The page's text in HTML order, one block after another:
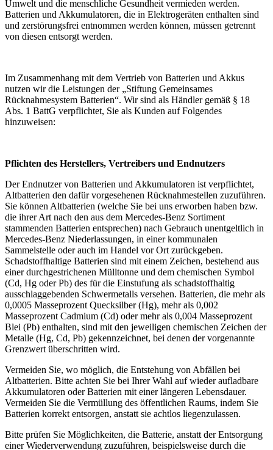
Umwelt und die menschliche Gesundheit vermieden werden.
Batterien und Akkumulatoren, die in Elektrogeräten enthalten sind
und zerstörungsfrei entnommen werden können, müssen getrennt
von diesen entsorgt werden.
Im Zusammenhang mit dem Vertrieb von Batterien und Akkus
nutzen wir die Leistungen der „Stiftung Gemeinsames
Rücknahmesystem Batterien“. Wir sind als Händler gemäß § 18
Abs. 1 BattG verpflichtet, Sie als Kunden auf Folgendes
hinzuweisen:
Pflichten des Herstellers, Vertreibers und Endnutzers
Der Endnutzer von Batterien und Akkumulatoren ist verpflichtet,
Altbatterien den dafür vorgesehenen Rücknahmestellen zuzuführen.
Sie können Altbatterien (welche Sie bei uns erworben haben bzw.
die ihrer Art nach den aus dem Mercedes-Benz Sortiment
stammenden Batterien entsprechen) nach Gebrauch unentgeltlich in
Mercedes-Benz Niederlassungen, in einer kommunalen
Sammelstelle oder auch im Handel vor Ort zurückgeben.
Schadstoffhaltige Batterien sind mit einem Zeichen, bestehend aus
einer durchgestrichenen Mülltonne und dem chemischen Symbol
(Cd, Hg oder Pb) des für die Einstufung als schadstoffhaltig
ausschlaggebenden Schwermetalls versehen. Batterien, die mehr als
0,0005 Masseprozent Quecksilber (Hg), mehr als 0,002
Masseprozent Cadmium (Cd) oder mehr als 0,004 Masseprozent
Blei (Pb) enthalten, sind mit den jeweiligen chemischen Zeichen der
Metalle (Hg, Cd, Pb) gekennzeichnet, bei denen der vorgenannte
Grenzwert überschritten wird.
Vermeiden Sie, wo möglich, die Entstehung von Abfällen bei
Altbatterien. Bitte achten Sie bei Ihrer Wahl auf wieder aufladbare
Akkumulatoren oder Batterien mit einer längeren Lebensdauer.
Vermeiden Sie die Vermüllung des öffentlichen Raums, indem Sie
Batterien korrekt entsorgen, anstatt sie achtlos liegenzulassen.
Bitte prüfen Sie Möglichkeiten, die Batterie, anstatt der Entsorgung
einer Wiederverwendung zuzuführen, beispielsweise durch die